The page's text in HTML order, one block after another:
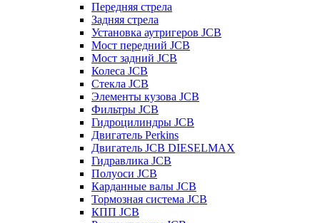
Передняя стрела
Задняя стрела
Установка аутригеров JCB
Мост передний JCB
Мост задний JCB
Колеса JCB
Стекла JCB
Элементы кузова JCB
Фильтры JCB
Гидроцилиндры JCB
Двигатель Perkins
Двигатель JCB DIESELMAX
Гидравлика JCB
Полуоси JCB
Карданные валы JCB
Тормозная система JCB
КПП JCB